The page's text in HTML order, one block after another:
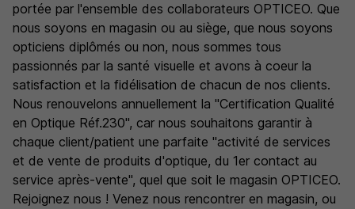
portée par l'ensemble des collaborateurs OPTICEO. Que
nous soyons en magasin ou au siège, que nous soyons
opticiens diplômés ou non, nous sommes tous
passionnés par la santé visuelle et avons à coeur la
satisfaction et la fidélisation de chacun de nos clients.
Nous renouvelons annuellement la "Certification Qualité
en Optique Réf.230", car nous souhaitons garantir à
chaque client/patient une parfaite "activité de services
et de vente de produits d'optique, du 1er contact au
service après-vente", quel que soit le magasin OPTICEO.
Rejoignez nous ! Venez nous rencontrer en magasin, ou